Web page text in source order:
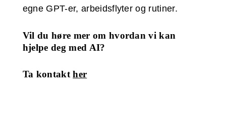
egne GPT-er, arbeidsflyter og rutiner.
Vil du høre mer om hvordan vi kan
hjelpe deg med AI?
Ta kontakther